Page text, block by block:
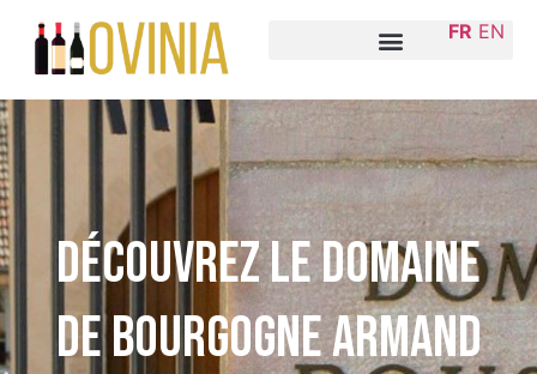
FR EN
Découvrez le Domaine
de Bourgogne Armand